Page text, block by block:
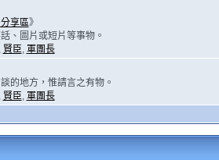
享區》
、圖片或短片等事物。
, 賢臣, 軍團長
的地方，惟請言之有物。
, 賢臣, 軍團長